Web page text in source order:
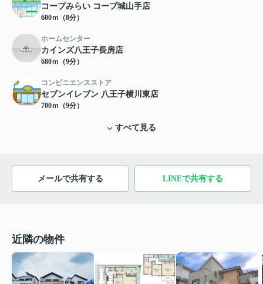
コープみらい コープ城山手店
600ｍ（8分）
ホームセンター
カインズ八王子長房店
680ｍ（9分）
コンビニエンスストア
セブンイレブン 八王子横川東店
700ｍ（9分）
すべて見る
メールで共有する LINEで共有する
近隣の物件